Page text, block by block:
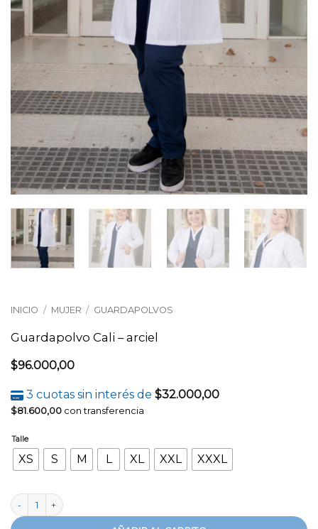
INICIO / MUJER / GUARDAPOLVOS
Guardapolvo Cali – arciel
$96.000,00
3 cuotas sin interés de $32.000,00
$81.600,00 con transferencia
Talle
XS S M L XL XXL XXXL
Guardapolvo Cali - arciel cantidad